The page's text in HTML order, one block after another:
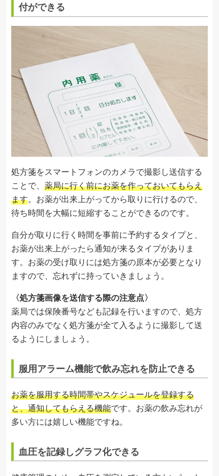
付ができる
処方箋をスマートフォンのカメラで撮影し送信する
ことで、薬局に行く前にお薬を作っておいてもらえ
ます。お薬が出来上がってから取りに行けるので、
待ち時間を大幅に短縮することができるのです。
自分が取りに行く時間を事前に予約するタイプと、
お薬が出来上がったら通知が来るタイプがありま
す。お薬の受け取りには処方箋の原本が必要となり
ますので、忘れずに持っていきましょう。
〈処方箋画像を送信する際の注意点〉
薬局では保険番号なども記録を行いますので、処方
内容のみでなく処方箋が全て入るように撮影して送
るようにしましょう。
服用アラーム機能で飲み忘れを防止できる
お薬を服用する時間帯やスケジュールを登録する
と、通知してもらえる機能です。お薬の飲み忘れが
多い方には嬉しい機能ですね。
血圧を記録しグラフ化できる